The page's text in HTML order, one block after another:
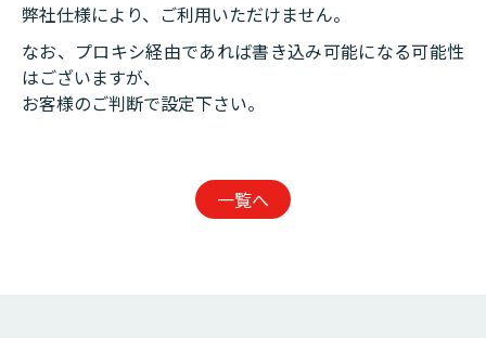
弊社仕様により、ご利用いただけません。
なお、プロキシ経由であれば書き込み可能になる可能性
はございますが、
お客様のご判断で設定下さい。
一覧へ